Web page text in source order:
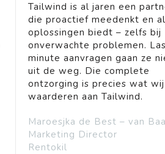
Tailwind is al jaren een
die proactief meedenkt en
oplossingen biedt – zelfs bij
onverwachte problemen.
minute aanvragen gaan ze
uit de weg. Die complete
ontzorging is precies wat wij
waarderen aan Tailwind.
Maroesjka de Best – van
Marketing Director
Rentokil